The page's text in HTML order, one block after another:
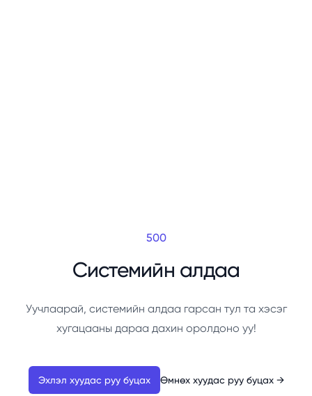
500
Системийн алдаа
Уучлаарай, системийн алдаа гарсан тул та хэсэг
хугацааны дараа дахин оролдоно уу!
Эхлэл хуудас руу буцах Өмнөх хуудас руу буцах →